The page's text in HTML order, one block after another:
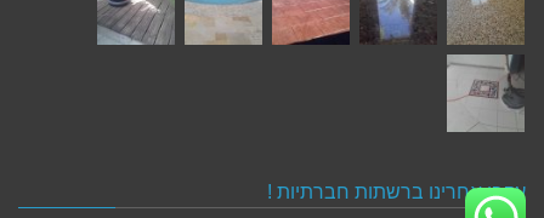
עקבו אחרינו ברשתות חברתיות !